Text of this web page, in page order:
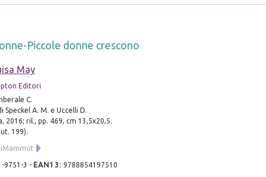
Piccole donne crescono
May
Editori
C.
Speckel A. M. e Uccelli D.
2016; ril., pp. 469, cm 13,5x20,5.
199).
9751-3 - EAN13 : 9788854197510